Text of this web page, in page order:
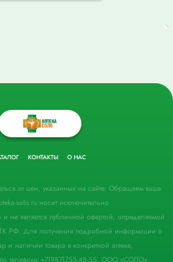
КОНТАКТЫ О НАС
от цен, указанных на сайте. Обращаем ваше
solo.ru носит исключительно
не является публичной офертой, определяемой
РФ. Для получения подробной информации о
и наличии товара в конкретной аптеке,
по телефону +7(987)755-48-55. ООО «СОЛО».